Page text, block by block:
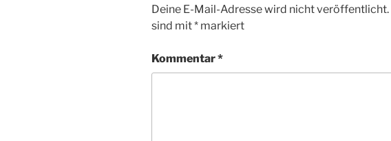
Deine E-Mail-Adresse wird nicht veröffentlicht.
sind mit* markiert
Kommentar*